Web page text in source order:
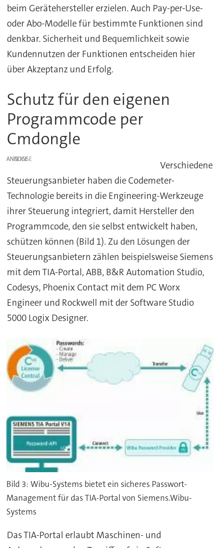
beim Gerätehersteller erzielen. Auch Pay-per-Use-
oder Abo-Modelle für bestimmte Funktionen sind
denkbar. Sicherheit und Bequemlichkeit sowie
Kundennutzen der Funktionen entscheiden hier
über Akzeptanz und Erfolg.
Schutz für den eigenen
Programmcode per
Cmdongle
ANZEIGE
Verschiedene
Steuerungsanbieter haben die Codemeter-
Technologie bereits in die Engineering-Werkzeuge
ihrer Steuerung integriert, damit Hersteller den
Programmcode, den sie selbst entwickelt haben,
schützen können (Bild 1). Zu den Lösungen der
Steuerungsanbietern zählen beispielsweise Siemens
mit dem TIA-Portal, ABB, B&R Automation Studio,
Codesys, Phoenix Contact mit dem PC Worx
Engineer und Rockwell mit der Software Studio
5000 Logix Designer.
Bild 3: Wibu-Systems bietet ein sicheres Passwort-
Management für das TIA-Portal von Siemens.Wibu-
Systems
Das TIA-Portal erlaubt Maschinen- und